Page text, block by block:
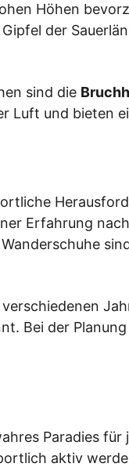
Höhen
der
sind die
Luft und bieten
Erfahrung
Bei der Planung
Paradies für
aktiv